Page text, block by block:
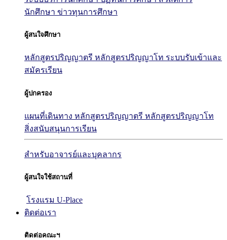
นักศึกษา ข่าวทุนการศึกษา
ผู้สนใจศึกษา
หลักสูตรปริญญาตรี หลักสูตรปริญญาโท ระบบรับเข้าและ
สมัครเรียน
ผู้ปกครอง
แผนที่เดินทาง หลักสูตรปริญญาตรี หลักสูตรปริญญาโท
สิ่งสนับสนุนการเรียน
สำหรับอาจารย์และบุคลากร
ผู้สนใจใช้สถานที่
โรงแรม U-Place
ติดต่อเรา
ติดต่อคณะฯ